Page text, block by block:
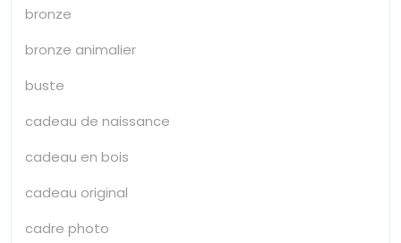
bronze
bronze animalier
buste
cadeau de naissance
cadeau en bois
cadeau original
cadre photo